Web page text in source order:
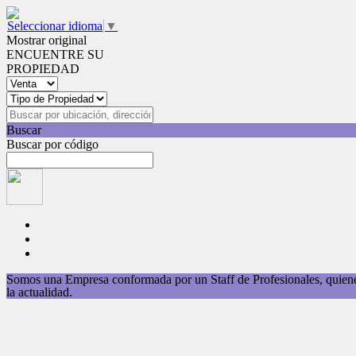
Seleccionar idioma ▼
Mostrar original
ENCUENTRE SU
PROPIEDAD
Buscar
Buscar por código
Somos una Empresa conformada por un Staff de Profesionales,
la actualidad.